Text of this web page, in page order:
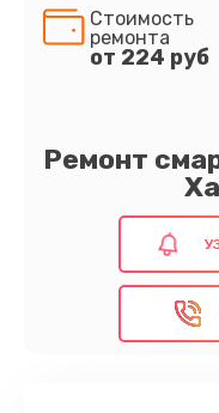
Ремонт
Стоимость
ремонта
от 224 руб